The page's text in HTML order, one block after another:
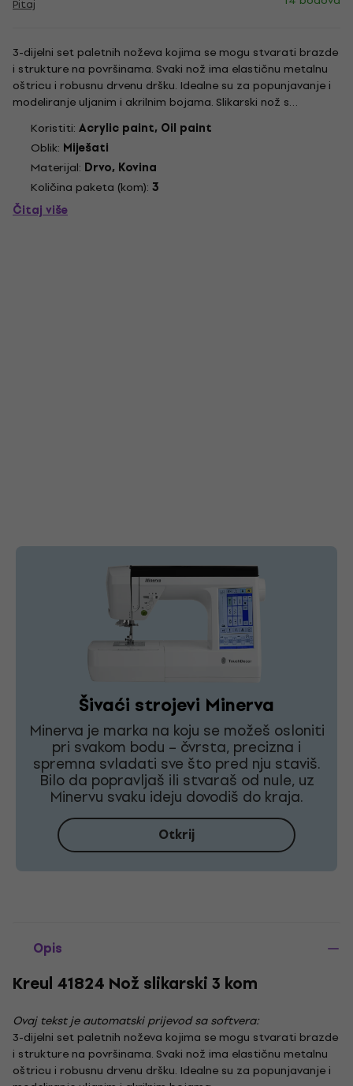
Pitaj
3-dijelni set paletnih noževa kojima se mogu stvarati brazde
i strukture na površinama. Svaki nož ima elastičnu metalnu
oštricu i robusnu drvenu dršku. Idealne su za popunjavanje i
modeliranje uljanim i akrilnim bojama. Slikarski nož s
elastičnim metalnim oštricama i drvenim drškama. S 3
različita oblika oštrica. Drvena ručka od FSC...
Koristiti: Acrylic paint, Oil paint
Oblik: Miješati
Materijal: Drvo, Kovina
Količina paketa (kom): 3
Čitaj više
Šivaći strojevi Minerva
Minerva je marka na koju se možeš osloniti
pri svakom bodu – čvrsta, precizna i
spremna svladati sve što pred nju staviš.
Bilo da popravljaš ili stvaraš od nule, uz
Minervu svaku ideju dovodiš do kraja.
Otkrij
Opis
Kreul 41824 Nož slikarski 3 kom
Ovaj tekst je automatski prijevod sa softvera:
3-dijelni set paletnih noževa kojima se mogu stvarati brazde
i strukture na površinama. Svaki nož ima elastičnu metalnu
oštricu i robusnu drvenu dršku. Idealne su za popunjavanje i